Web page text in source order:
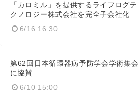
「カロミル」を提供するライフログテ
クノロジー株式会社を完全子会社化
6/16 16:30
第62回日本循環器病予防学会学術集会
に協賛
6/10 15:00